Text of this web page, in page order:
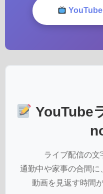
YouTube
ライブ配信の文
通勤中や家事の合間に
動画を見返す時間